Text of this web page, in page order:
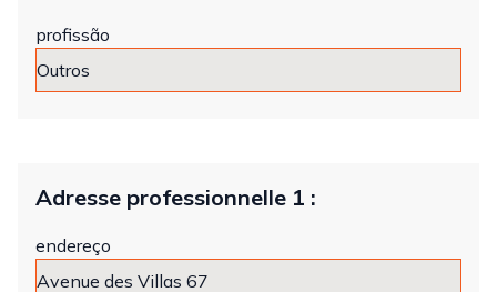
profissão
Adresse professionnelle 1 :
endereço